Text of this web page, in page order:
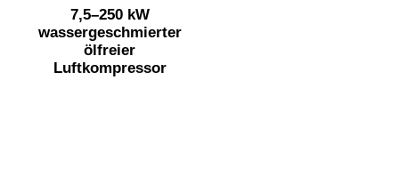
7,5–250 kW
wassergeschmierter
ölfreier
Luftkompressor